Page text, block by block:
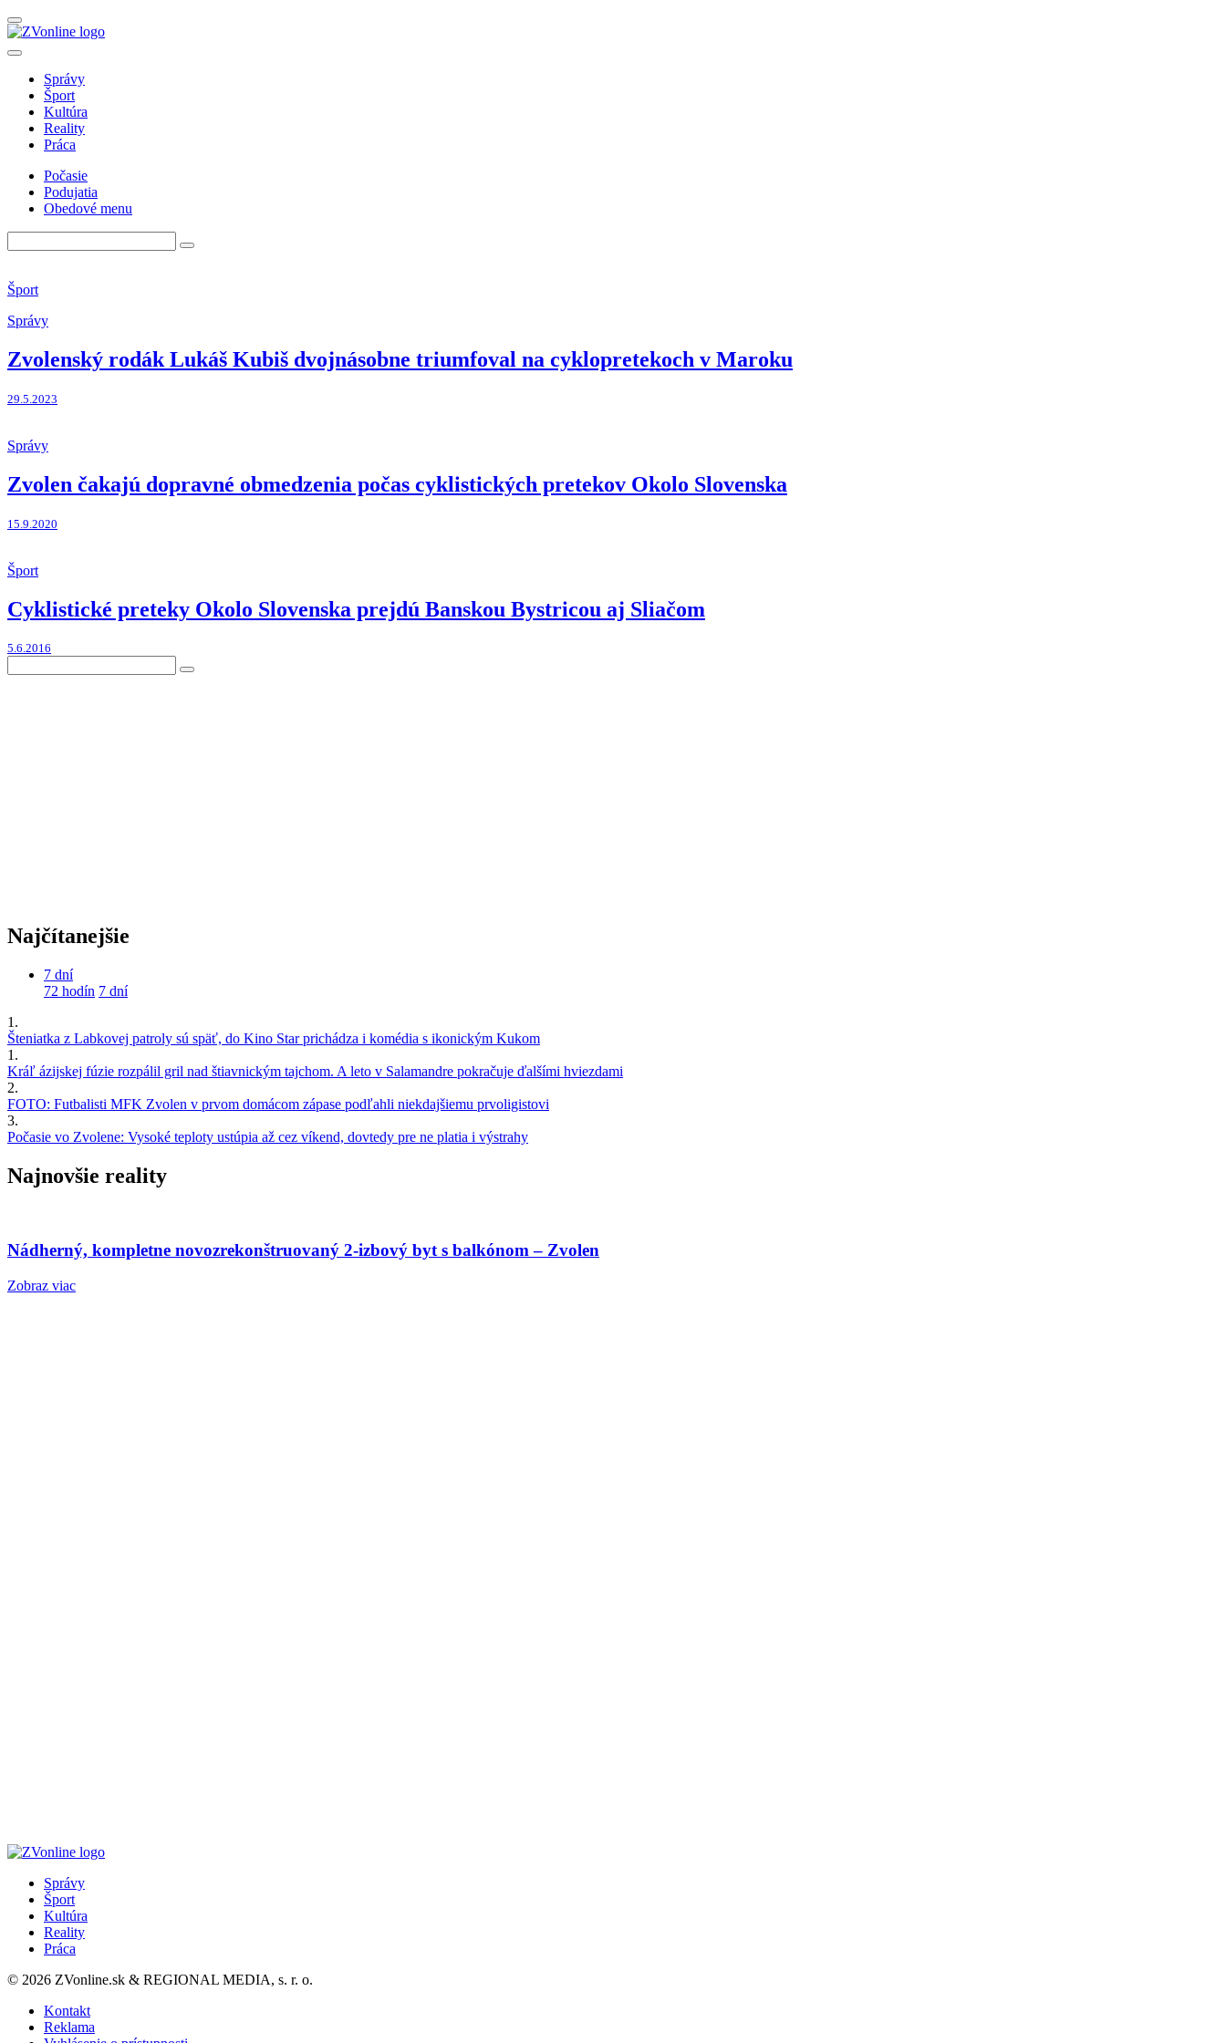
Správy
Šport
Kultúra
Reality
Práca
Počasie
Podujatia
Obedové menu
Šport
Správy
Zvolenský rodák Lukáš Kubiš dvojnásobne triumfoval na cyklopretekoch v Maroku
29.5.2023
Správy
Zvolen čakajú dopravné obmedzenia počas cyklistických pretekov Okolo Slovenska
15.9.2020
Šport
Cyklistické preteky Okolo Slovenska prejdú Banskou Bystricou aj Sliačom
5.6.2016
Najčítanejšie
7 dní
72 hodín 7 dní
1.
Šteniatka z Labkovej patroly sú späť, do Kino Star prichádza i komédia s ikonickým Kukom
1.
Kráľ ázijskej fúzie rozpálil gril nad štiavnickým tajchom. A leto v Salamandre pokračuje ďalšími hviezdami
2.
FOTO: Futbalisti MFK Zvolen v prvom domácom zápase podľahli niekdajšiemu prvoligistovi
3.
Počasie vo Zvolene: Vysoké teploty ustúpia až cez víkend, dovtedy pre ne platia i výstrahy
Najnovšie reality
Nádherný, kompletne novozrekonštruovaný 2-izbový byt s balkónom – Zvolen
Zobraz viac
Správy
Šport
Kultúra
Reality
Práca
© 2026 ZVonline.sk & REGIONAL MEDIA, s. r. o.
Kontakt
Reklama